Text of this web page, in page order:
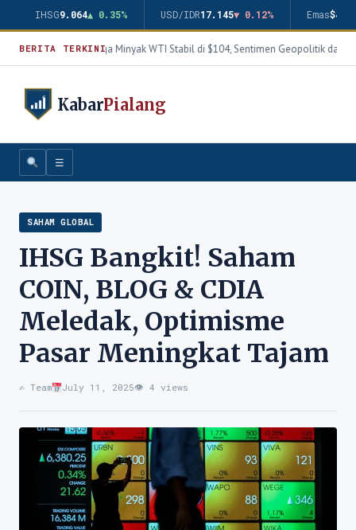
IHSG9.064▲ 0.35% USD/IDR17.145▼ 0.12% Emas
BERITA TERKINIHarga Minyak WTI Stabil di $104, Sentimen Geopolitik dan
KabarPialang
☰
SAHAM GLOBAL
IHSG Bangkit! Saham
COIN, BLOG & CDIA
Meledak, Optimisme
Pasar Meningkat Tajam
✍️ Team July 11, 2025👁 4 views